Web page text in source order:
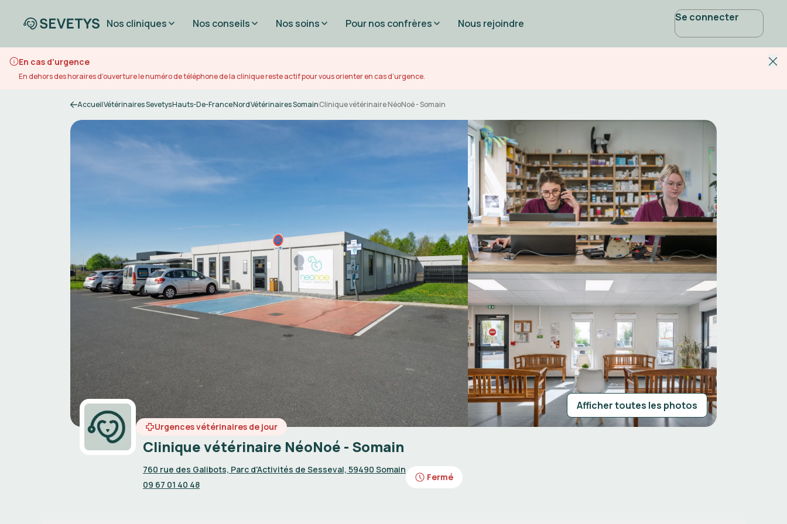
Nos cliniques Nos conseils Nos soins Pour nos confrères Nous rejoindre Se connecter
En cas d'urgence
En dehors des horaires d’ouverture le numéro de téléphone de la clinique reste actif pour vous orienter en cas d’urgence.
AccueilVétérinaires SevetysHauts-De-FranceNordVétérinaires SomainClinique vétérinaire NéoNoé - Somain
Afficher toutes les photos
Urgences vétérinaires de jour
Clinique vétérinaire NéoNoé - Somain
760 rue des Galibots, Parc d'Activités de Sesseval, 59490 Somain
09 67 01 40 48
Fermé